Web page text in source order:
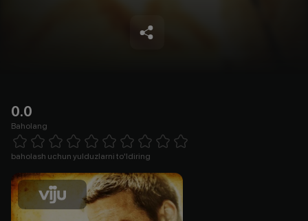
0.0
Baholang
1 Star 2 Stars 3 Stars 4 Stars5 Stars 6 Stars7 Stars8 Stars
baholash uchun yulduzlarni to'ldiring